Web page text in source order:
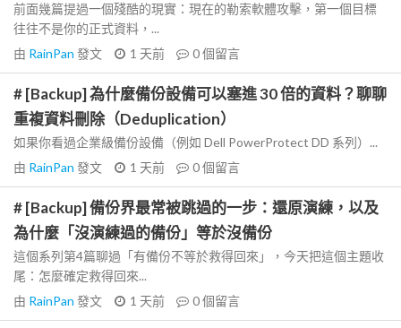
前面幾篇提過一個殘酷的現實：現在的勒索軟體攻擊，第一個目標
往往不是你的正式資料，...
由 RainPan 發文 1 天前 0個留言
# [Backup] 為什麼備份設備可以塞進 30 倍的資料？聊聊
重複資料刪除（Deduplication）
如果你看過企業級備份設備（例如 Dell PowerProtect DD 系列）...
由 RainPan 發文 1 天前 0個留言
# [Backup] 備份界最常被跳過的一步：還原演練，以及
為什麼「沒演練過的備份」等於沒備份
這個系列第4篇聊過「有備份不等於救得回來」，今天把這個主題收
尾：怎麼確定救得回來...
由 RainPan 發文 1 天前 0個留言